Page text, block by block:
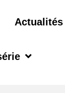
Actualités